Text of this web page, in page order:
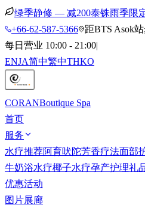
绿季静修 — 减200泰铢雨季限
+66-62-587-5366
距BTS Asok
每日营业 10:00 - 21:00|
ENJA简中繁中THKO
CORANBoutique Spa
首页
服务
水疗推荐阿育吠陀芳香疗法面部
牛奶浴水疗椰子水疗孕产护理礼
优惠活动
图片展廊